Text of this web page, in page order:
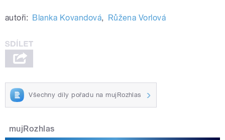
autoři: Blanka Kovandová, Růžena Vorlová
Všechny díly pořadu na mujRozhlas
mujRozhlas